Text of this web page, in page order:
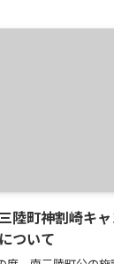
陸町神割崎キ
ついて